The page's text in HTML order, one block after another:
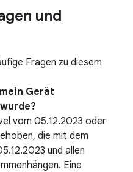
und
Fragen zu diesem
Gerät
vom 05.12.2023 oder
die mit dem
und allen
Eine